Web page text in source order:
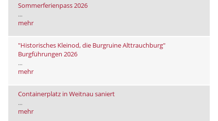
Sommerferienpass 2026
...
mehr
"Historisches Kleinod, die Burgruine Alttrauchburg"
Burgführungen 2026
...
mehr
Containerplatz in Weitnau saniert
...
mehr